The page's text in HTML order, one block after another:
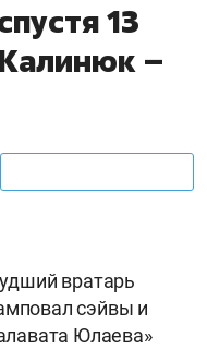
13
–
вратарь
сэйвы и
Юлаева»